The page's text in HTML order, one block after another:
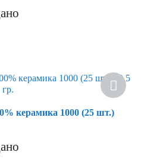
керамика 1000 (25 шт.)